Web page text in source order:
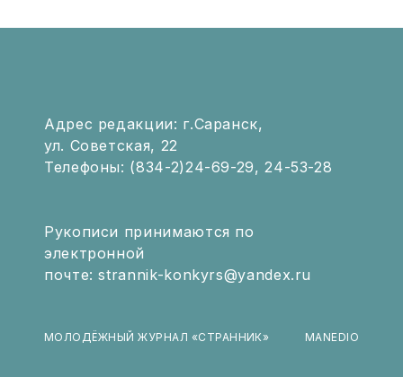
Адрес редакции: г.Саранск,
ул. Советская, 22
Телефоны: (834-2)24-69-29, 24-53-28
Рукописи принимаются по
электронной
почте: strannik-konkyrs@yandex.ru
МОЛОДЁЖНЫЙ ЖУРНАЛ «СТРАННИК» MANEDIO